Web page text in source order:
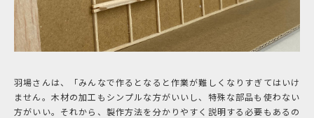
羽場さんは、「みんなで作るとなると作業が難しくなりすぎてはいけ
ません。木材の加工もシンプルな方がいいし、特殊な部品も使わない
方がいい。それから、製作方法を分かりやすく説明する必要もあるの